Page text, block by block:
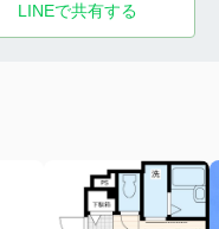
LINEで共有する